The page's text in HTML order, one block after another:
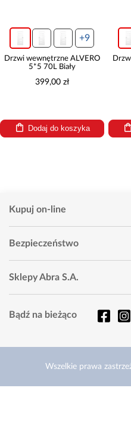
+9
Drzwi wewnętrzne ALVERO
5*5 70L Biały
399,00 zł
Dodaj do koszyka
Kupuj on-line
Bezpieczeństwo
Sklepy Abra S.A.
Bądź na bieżąco
Wszelkie prawa